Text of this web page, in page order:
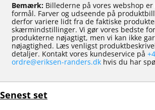
Bemærk: Billederne på vores webshop
formål. Farver og udseende på
derfor variere lidt fra de faktiske
skærmindstillinger. Vi gør vores bedste
produkterne nøjagtigt, men vi kan ikke
nøjagtighed. Læs venligst
detaljer. Kontakt vores kundeservice på
ordre@eriksen-randers.dk hvis du har
Senest set